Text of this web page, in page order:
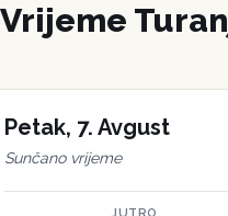
Vrijeme
Petak, 7. Avgust
Sunčano vrijeme